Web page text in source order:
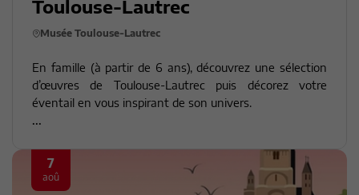
Toulouse-Lautrec
Musée Toulouse-Lautrec
En famille (à partir de 6 ans), découvrez une sélection
d’œuvres de Toulouse-Lautrec puis décorez votre
éventail en vous inspirant de son univers.
...
7
aoû